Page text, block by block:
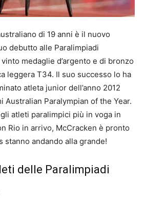
di 19 anni è il nuovo
debutto alle Paralimpiadi
medaglie d’argento e di bronzo
leggera T34. Il suo successo lo ha
atleta junior dell’anno 2012
Australian Paralympian of the Year.
atleti paralimpici più in voga in
Rio in arrivo, McCracken è pronto
stanno andando alla grande!
delle Paralimpiadi